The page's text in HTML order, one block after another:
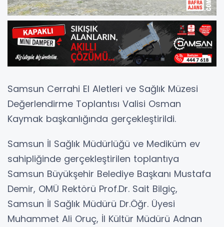
Samsun Cerrahi El Aletleri ve Sağlık Müzesi
Değerlendirme Toplantısı Valisi Osman
Kaymak başkanlığında gerçekleştirildi.
Samsun İl Sağlık Müdürlüğü ve Mediküm ev
sahipliğinde gerçekleştirilen toplantıya
Samsun Büyükşehir Belediye Başkanı Mustafa
Demir, OMÜ Rektörü Prof.Dr. Sait Bilgiç,
Samsun İl Sağlık Müdürü Dr.Öğr. Üyesi
Muhammet Ali Oruç, İl Kültür Müdürü Adnan